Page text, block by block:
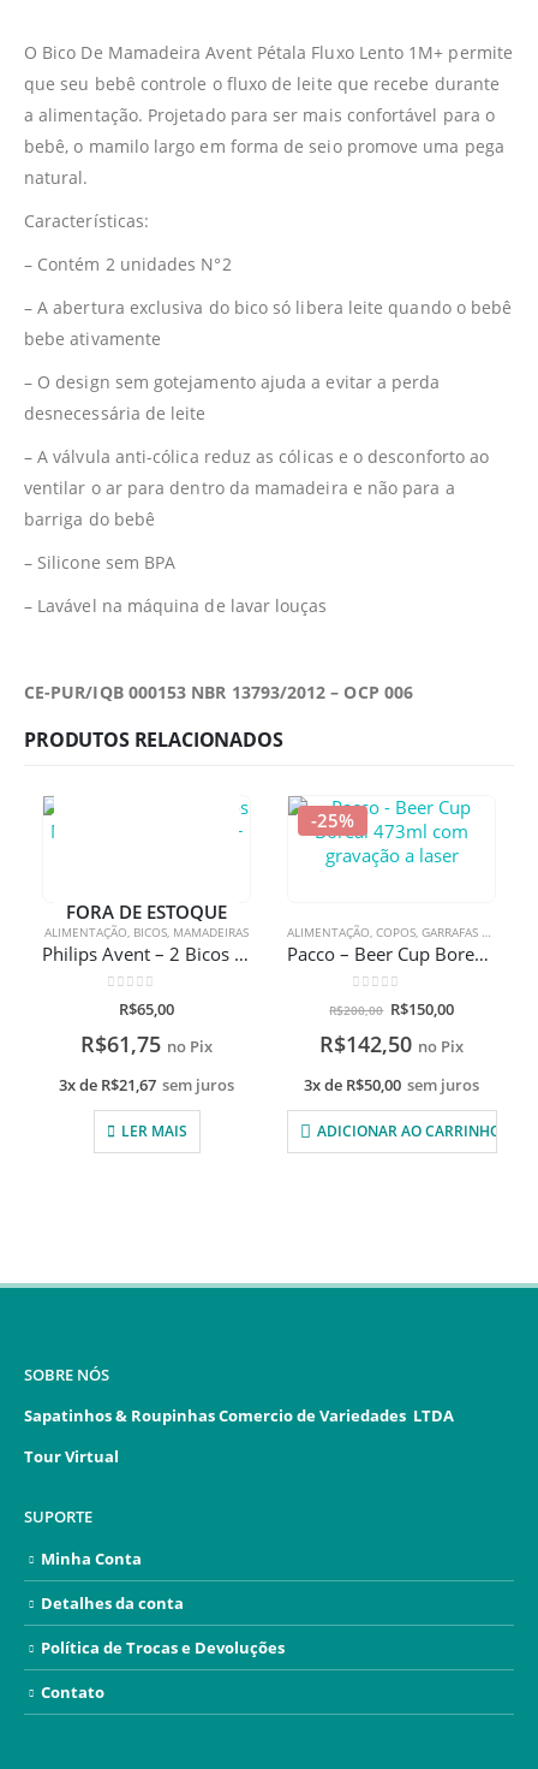
O Bico De Mamadeira Avent Pétala Fluxo Lento 1M+ permite
que seu bebê controle o fluxo de leite que recebe durante
a alimentação. Projetado para ser mais confortável para o
bebê, o mamilo largo em forma de seio promove uma pega
natural.
Características:
– Contém 2 unidades N°2
– A abertura exclusiva do bico só libera leite quando o bebê
bebe ativamente
– O design sem gotejamento ajuda a evitar a perda
desnecessária de leite
– A válvula anti-cólica reduz as cólicas e o desconforto ao
ventilar o ar para dentro da mamadeira e não para a
barriga do bebê
– Silicone sem BPA
– Lavável na máquina de lavar louças
CE-PUR/IQB 000153 NBR 13793/2012 – OCP 006
PRODUTOS RELACIONADOS
FORA DE ESTOQUE
ALIMENTAÇÃO, BICOS, MAMADEIRAS
Philips Avent – 2 Bicos Mamadeira Pétala 3m+
de 5
R$65,00
R$61,75 no Pix
3x de R$21,67 sem juros
LER MAIS
-25%
ALIMENTAÇÃO, COPOS, GARRAFAS TÉRMICAS
Pacco – Beer Cup Boreal 473ml com gravação a laser
de 5
R$200,00 R$150,00
R$142,50 no Pix
3x de R$50,00 sem juros
ADICIONAR AO CARRINHO
SOBRE NÓS
Sapatinhos & Roupinhas Comercio de Variedades LTDA
Tour Virtual
SUPORTE
Minha Conta
Detalhes da conta
Política de Trocas e Devoluções
Contato